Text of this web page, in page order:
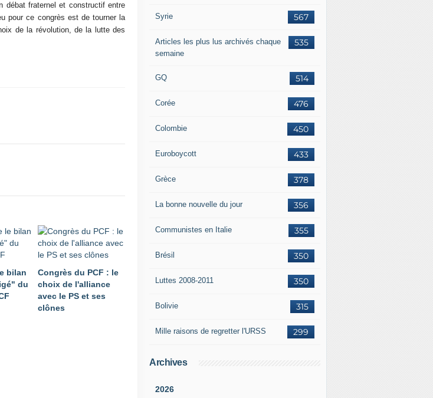
débat fraternel et constructif entre
pour ce congrès est de tourner la
de la révolution, de la lutte des
bilan
du
Congrès du PCF : le
choix de l'alliance
avec le PS et ses
clônes
567
Syrie
535
Articles les plus lus archivés chaque
semaine
514
GQ
476
Corée
450
Colombie
433
Euroboycott
378
Grèce
356
La bonne nouvelle du jour
355
Communistes en Italie
350
Brésil
350
Luttes 2008-2011
315
Bolivie
299
Mille raisons de regretter l'URSS
Archives
2026